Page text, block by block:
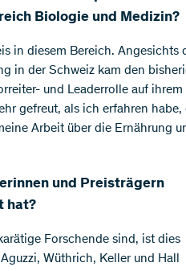
Biologie und Medizin?
in diesem Bereich. Angesichts
in der Schweiz kam den
und Leaderrolle auf ihrem
gefreut, als ich erfahren habe,
Arbeit über die Ernährung
und Preisträgern
hat?
Forschende sind, ist dies
Wüthrich, Keller und Hall